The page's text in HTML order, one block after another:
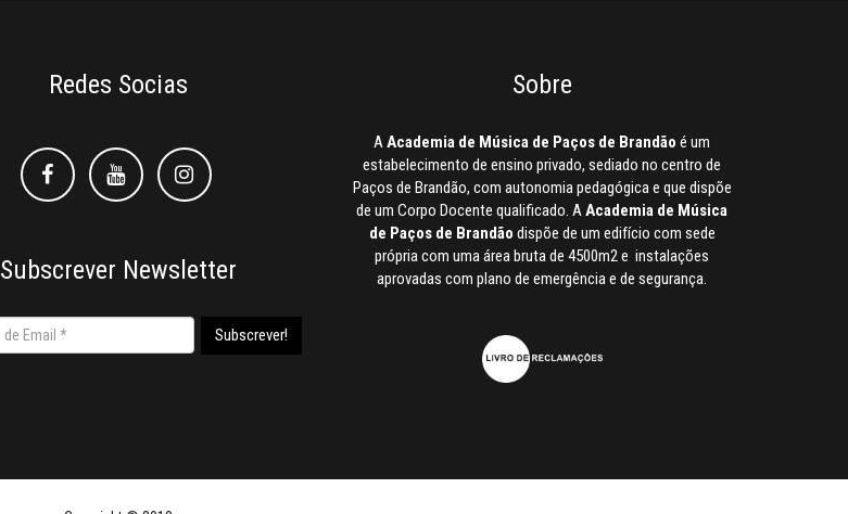
Redes Socias
FacebookFacebookInstagram
Subscrever Newsletter
Sobre
AAcademia de Música de Paços de Brandão é um
estabelecimento de ensino privado, sediado no centro de
Paços de Brandão, com autonomia pedagógica e que dispõe
de um Corpo Docente qualificado. AAcademia de Música
de Paços de Brandão dispõe de um edifício com sede
própria com uma área bruta de 4500m2 e instalações
aprovadas com plano de emergência e de segurança.